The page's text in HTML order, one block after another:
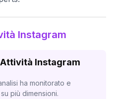
Instagram
Attività Instagram
ha monitorato e
più dimensioni.